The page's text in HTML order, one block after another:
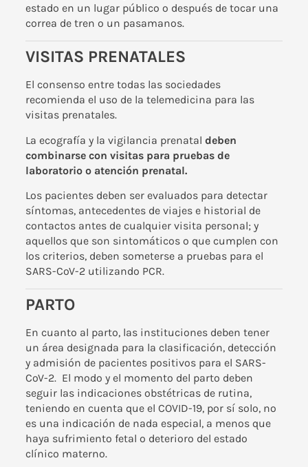
estado en un lugar público o después de tocar una
correa de tren o un pasamanos.
VISITAS PRENATALES
El consenso entre todas las sociedades
recomienda el uso de la telemedicina para las
visitas prenatales.
La ecografía y la vigilancia prenatal deben
combinarse con visitas para pruebas de
laboratorio o atención prenatal.
Los pacientes deben ser evaluados para detectar
síntomas, antecedentes de viajes e historial de
contactos antes de cualquier visita personal; y
aquellos que son sintomáticos o que cumplen con
los criterios, deben someterse a pruebas para el
SARS-CoV-2 utilizando PCR.
PARTO
En cuanto al parto, las instituciones deben tener
un área designada para la clasificación, detección
y admisión de pacientes positivos para el SARS-
CoV-2. El modo y el momento del parto deben
seguir las indicaciones obstétricas de rutina,
teniendo en cuenta que el COVID-19, por sí solo, no
es una indicación de nada especial, a menos que
haya sufrimiento fetal o deterioro del estado
clínico materno.